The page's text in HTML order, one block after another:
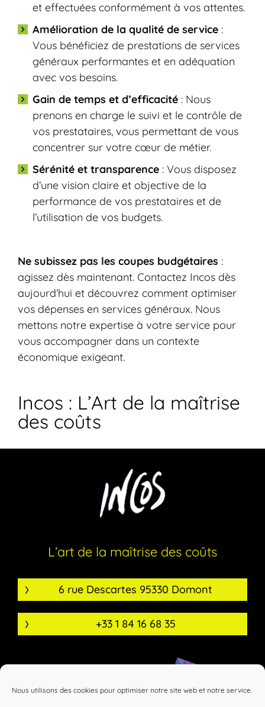
Nous utilisons des cookies pour optimiser notre site web et notre service.
et effectuées conformément à vos attentes.
Amélioration de la qualité de service :
Vous bénéficiez de prestations de services
généraux performantes et en adéquation
avec vos besoins.
Gain de temps et d’efficacité : Nous
prenons en charge le suivi et le contrôle de
vos prestataires, vous permettant de vous
concentrer sur votre cœur de métier.
Sérénité et transparence : Vous disposez
d’une vision claire et objective de la
performance de vos prestataires et de
l’utilisation de vos budgets.
Ne subissez pas les coupes budgétaires :
agissez dès maintenant. Contactez Incos dès
aujourd’hui et découvrez comment optimiser
vos dépenses en services généraux. Nous
mettons notre expertise à votre service pour
vous accompagner dans un contexte
économique exigeant.
Incos : L’Art de la maîtrise
des coûts
L’art de la maîtrise des coûts
6 rue Descartes 95330 Domont
+33 1 84 16 68 35